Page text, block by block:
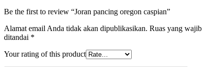
Be the first to review “Joran pancing oregon caspian”
Alamat email Anda tidak akan dipublikasikan. Ruas yang wajib
ditandai *
Your rating of this product